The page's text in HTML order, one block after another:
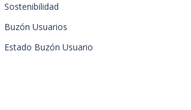
Sostenibilidad
Buzón Usuarios
Estado Buzón Usuario